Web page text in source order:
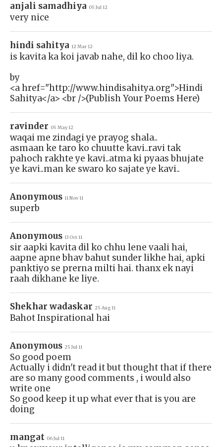
anjali samadhiya 05 Jul 12
very nice
hindi sahitya 12 Mar 12
is kavita ka koi javab nahe, dil ko choo liya.
by
<a href="http://www.hindisahitya.org">Hindi
Sahitya</a> <br />(Publish Your Poems Here)
ravinder 05 May 12
waqai me zindagi ye prayog shala..
asmaan ke taro ko chuutte kavi..ravi tak
pahoch rakhte ye kavi..atma ki pyaas bhujate
ye kavi..man ke swaro ko sajate ye kavi..
Anonymous 11 Nov 11
superb
Anonymous 13 Oct 11
sir aapki kavita dil ko chhu lene vaali hai,
aapne apne bhav bahut sunder likhe hai, apki
panktiyo se prerna milti hai. thanx ek nayi
raah dikhane ke liye.
Shekhar wadaskar 25 Aug 11
Bahot Inspirational hai
Anonymous 25 Jul 11
So good poem
Actually i didn't read it but thought that if there
are so many good comments , i would also
write one
So good keep it up what ever that is you are
doing
mangat 06 Jul 11